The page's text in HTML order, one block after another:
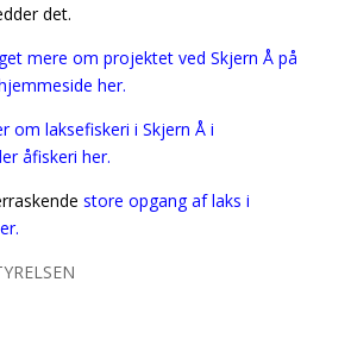
det.
mere om projektet ved Skjern Å på
her.
om laksefiskeri i Skjern Å i
åfiskeri her.
store opgang af laks i